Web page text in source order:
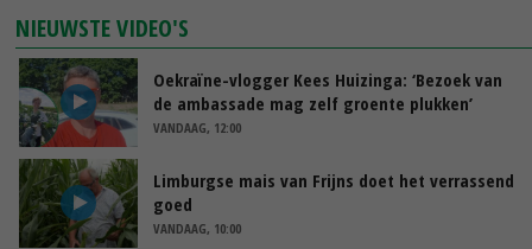
NIEUWSTE VIDEO'S
Oekraïne-vlogger Kees Huizinga: ‘Bezoek van
de ambassade mag zelf groente plukken’
VANDAAG, 12:00
Limburgse mais van Frijns doet het verrassend
goed
VANDAAG, 10:00